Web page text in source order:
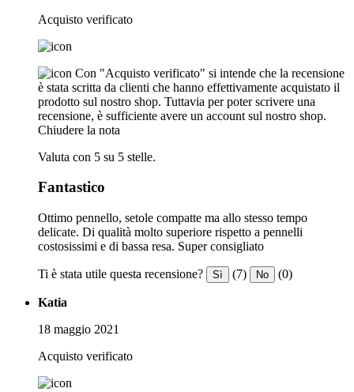
Acquisto verificato
Con "Acquisto verificato" si intende che la recensione
è stata scritta da clienti che hanno effettivamente acquistato il
prodotto sul nostro shop. Tuttavia per poter scrivere una
recensione, è sufficiente avere un account sul nostro shop.
Chiudere la nota
Valuta con 5 su 5 stelle.
Fantastico
Ottimo pennello, setole compatte ma allo stesso tempo
delicate. Di qualità molto superiore rispetto a pennelli
costosissimi e di bassa resa. Super consigliato
Ti è stata utile questa recensione? Sì (7) No (0)
Katia
18 maggio 2021
Acquisto verificato